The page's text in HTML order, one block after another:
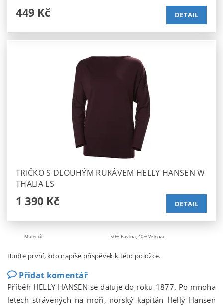
449 Kč DETAIL
TRIČKO S DLOUHÝM RUKÁVEM HELLY HANSEN W
THALIA LS
1 390 Kč DETAIL
Materiál 60% Bavlna, 40% Viskóza
Buďte první, kdo napíše příspěvek k této položce.
Přidat komentář
Příběh HELLY HANSEN se datuje do roku 1877. Po mnoha
letech strávených na moři, norský kapitán Helly Hansen